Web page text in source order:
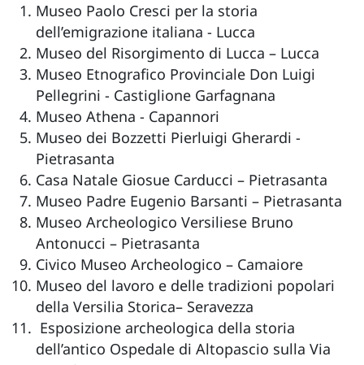
Museo Paolo Cresci per la storia
dell’emigrazione italiana - Lucca
Museo del Risorgimento di Lucca – Lucca
Museo Etnografico Provinciale Don Luigi
Pellegrini - Castiglione Garfagnana
Museo Athena - Capannori
Museo dei Bozzetti Pierluigi Gherardi -
Pietrasanta
Casa Natale Giosue Carducci – Pietrasanta
Museo Padre Eugenio Barsanti – Pietrasanta
Museo Archeologico Versiliese Bruno
Antonucci – Pietrasanta
Civico Museo Archeologico – Camaiore
Museo del lavoro e delle tradizioni popolari
della Versilia Storica– Seravezza
Esposizione archeologica della storia
dell’antico Ospedale di Altopascio sulla Via